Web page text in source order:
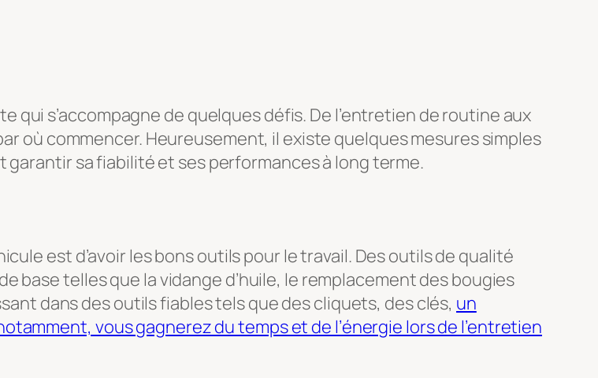
s’accompagne de quelques défis. De l’entretien de routine aux
où commencer. Heureusement, il existe quelques mesures simples
sa fiabilité et ses performances à long terme.
est d’avoir les bons outils pour le travail. Des outils de qualité
base telles que la vidange d’huile, le remplacement des bougies
dans des outils fiables tels que des cliquets, des clés, un
vous gagnerez du temps et de l’énergie lors de l’entretien